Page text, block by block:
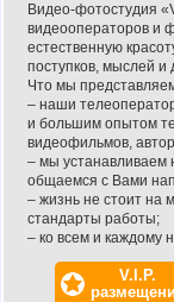
Видео-фотостудия
видеооператоров и
естественную
поступков, мыслей и
Что мы
– наши
и большим опытом
видеофильмов,
– мы устанавливаем
общаемся с Вами
– жизнь не стоит
стандарты работы;
– ко всем и каждому
V.I.P.